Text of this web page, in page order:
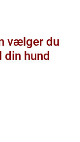
vælger du
hund